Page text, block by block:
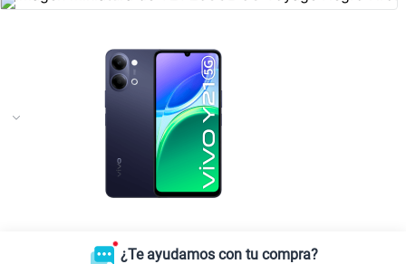
¿Te ayudamos con tu compra?